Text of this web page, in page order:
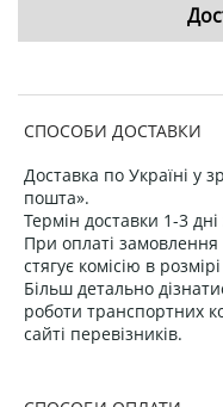
СПОСОБИ ДОСТАВКИ
Доставка по Україні у
пошта».
Термін доставки 1-3
При оплаті
стягує комісію в
Більш детально
роботи транспортних
сайті перевізників.